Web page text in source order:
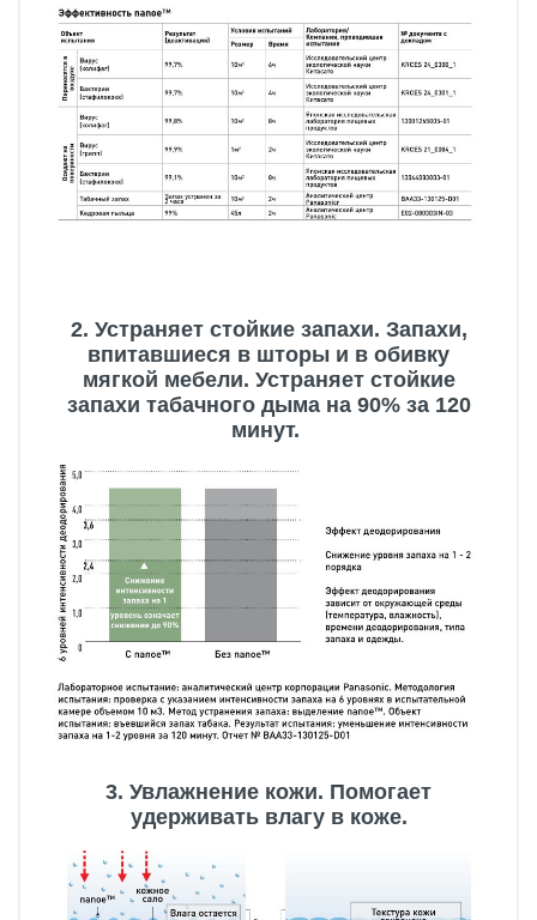
2. Устраняет стойкие запахи. Запахи,
впитавшиеся в шторы и в обивку
мягкой мебели. Устраняет стойкие
запахи табачного дыма на 90% за 120
минут.
3. Увлажнение кожи. Помогает
удерживать влагу в коже.